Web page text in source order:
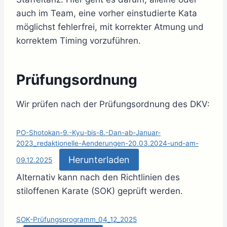
auch im Team, eine vorher einstudierte Kata
möglichst fehlerfrei, mit korrekter Atmung und
korrektem Timing vorzuführen.
Prüfungsordnung
Wir prüfen nach der Prüfungsordnung des DKV:
PO-Shotokan-9.-Kyu-bis-8.-Dan-ab-Januar-
2023_redaktionelle-Aenderungen-20.03.2024-und-am-
09.12.2025 Herunterladen
Alternativ kann nach den Richtlinien des
stiloffenen Karate (SOK) geprüft werden.
SOK-Prüfungsprogramm_04_12_2025